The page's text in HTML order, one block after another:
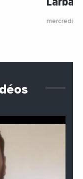
mercredi